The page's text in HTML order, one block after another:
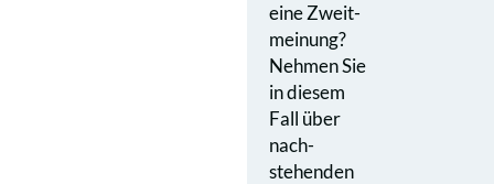
eine Zweit­
meinung?
Nehmen Sie
in diesem
Fall über
nach­
stehenden